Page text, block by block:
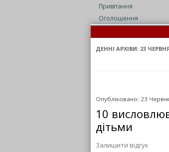
Привітання
Оголошення
ДЕННІ АРХІВИ: 23
Опубліковано: 23
10
дітьми
Залишити відгук